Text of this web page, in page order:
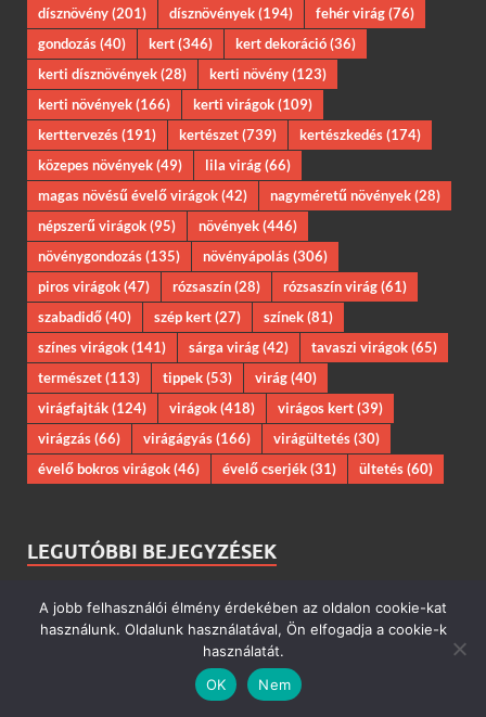
dísznövény(201) dísznövények(194) fehér virág(76)
gondozás(40) kert(346) kert dekoráció(36)
kerti dísznövények(28) kerti növény(123)
kerti növények(166) kerti virágok(109)
kerttervezés(191) kertészet(739) kertészkedés(174)
közepes növények(49) lila virág(66)
magas növésű évelő virágok(42) nagyméretű növények(28)
népszerű virágok(95) növények(446)
növénygondozás(135) növényápolás(306)
piros virágok(47) rózsaszín(28) rózsaszín virág(61)
szabadidő(40) szép kert(27) színek(81)
színes virágok(141) sárga virág(42) tavaszi virágok(65)
természet(113) tippek(53) virág(40)
virágfajták(124) virágok(418) virágos kert(39)
virágzás(66) virágágyás(166) virágültetés(30)
évelő bokros virágok(46) évelő cserjék(31) ültetés(60)
LEGUTÓBBI BEJEGYZÉSEK
Kerti díszcsillag sötét lila (Scabiosa atropurpurea ‘Black
Knight’)
Kerti frézia sárga virágok (Freesia hybrida ‘Golden
A jobb felhasználói élmény érdekében az oldalon cookie-kat
használunk. Oldalunk használatával, Ön elfogadja a cookie-k
használatát.
OK
Nem